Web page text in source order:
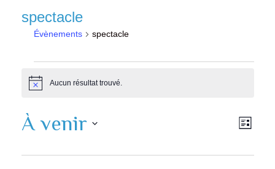
spectacle
Évènements spectacle
Évènements
Notice Aucun résultat trouvé.
parvues
Liste
À venir